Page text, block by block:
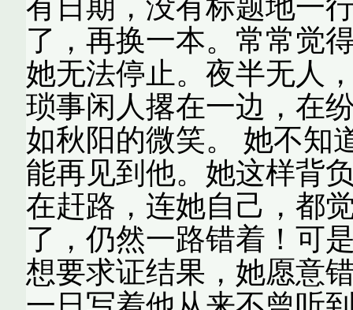
有日期，没有标题地一
了，再换一本。常常觉
她无法停止。夜半无人
琐事闲人撂在一边，在
如秋阳的微笑。 她不知
能再见到他。她这样背
在赶路，连她自己，都
了，仍然一路错着！可
想要求证结果，她愿意